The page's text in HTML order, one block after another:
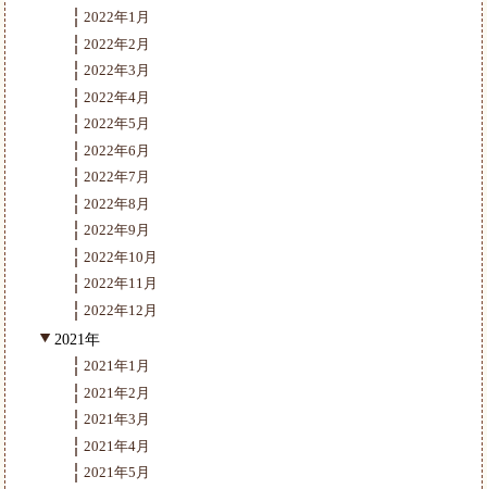
2022年1月
2022年2月
2022年3月
2022年4月
2022年5月
2022年6月
2022年7月
2022年8月
2022年9月
2022年10月
2022年11月
2022年12月
2021年
2021年1月
2021年2月
2021年3月
2021年4月
2021年5月